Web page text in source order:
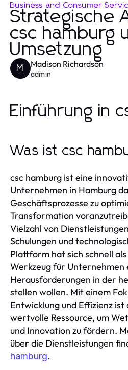
Business and Consumer
Strategische
csc hamburg
Umsetzung
M Madison Richardson
admin
Einführung in
Was ist csc
csc hamburg ist eine
Unternehmen in Hamburg
Geschäftsprozesse zu
Transformation
Vielzahl von
Schulungen und
Plattform hat sich schnell
Werkzeug für Unternehmen
Herausforderungen in der
stellen wollen. Mit einem
Entwicklung und Effizienz ist
wertvolle Ressource, um
und Innovation zu fördern.
über die Dienstleistungen
hamburg.